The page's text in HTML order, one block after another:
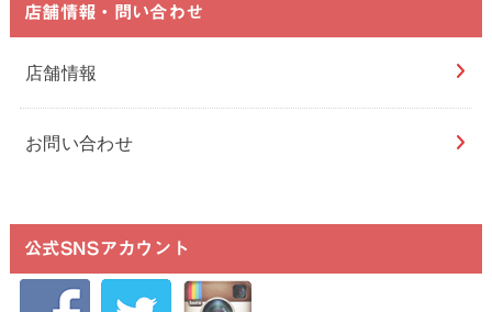
店舗情報・問い合わせ
店舗情報
お問い合わせ
公式SNSアカウント